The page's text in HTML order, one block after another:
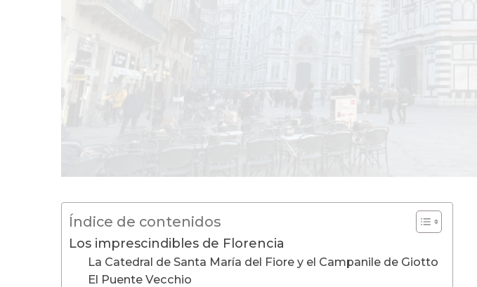
Índice de contenidos
Los imprescindibles de Florencia
La Catedral de Santa María del Fiore y el Campanile de Giotto
El Puente Vecchio